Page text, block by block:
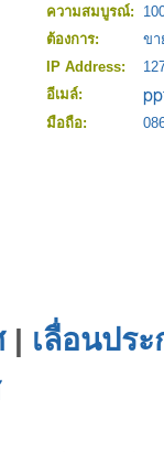
ความสมบูรณ์:
ต้องการ:
ขา
IP Address:
อีเมล์:
มือถือ:
| เลื่อนปร